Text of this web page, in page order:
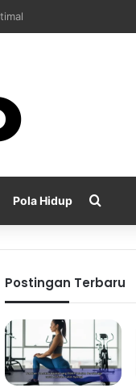
Pola Hidup
Postingan Terbaru